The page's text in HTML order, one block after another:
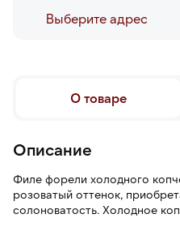
Выберите адреc
О товаре
Описание
Филе форели холодного
розоватый оттенок,
солоноватость. Холодное